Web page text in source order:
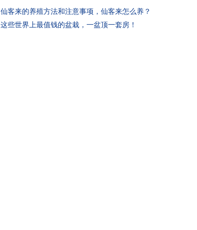
仙客来的养殖方法和注意事项，仙客来怎么养？
这些世界上最值钱的盆栽，一盆顶一套房！